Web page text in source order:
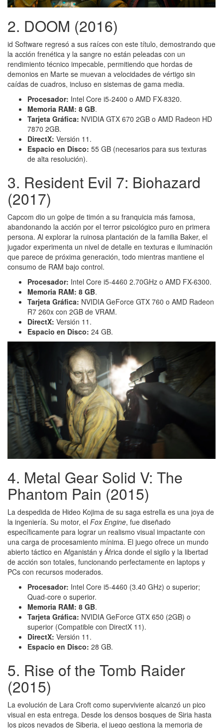
2. DOOM (2016)
id Software regresó a sus raíces con este título, demostrando que
la acción frenética y la sangre no están peleadas con un
rendimiento técnico impecable, permitiendo que hordas de
demonios en Marte se muevan a velocidades de vértigo sin
caídas de cuadros, incluso en sistemas de gama media.
Procesador: Intel Core i5-2400 o AMD FX-8320.
Memoria RAM: 8 GB.
Tarjeta Gráfica: NVIDIA GTX 670 2GB o AMD Radeon HD
7870 2GB.
DirectX: Versión 11.
Espacio en Disco: 55 GB (necesarios para sus texturas
de alta resolución).
3. Resident Evil 7: Biohazard
(2017)
Capcom dio un golpe de timón a su franquicia más famosa,
abandonando la acción por el terror psicológico puro en primera
persona. Al explorar la ruinosa plantación de la familia Baker, el
jugador experimenta un nivel de detalle en texturas e iluminación
que parece de próxima generación, todo mientras mantiene el
consumo de RAM bajo control.
Procesador: Intel Core i5-4460 2.70GHz o AMD FX-6300.
Memoria RAM: 8 GB.
Tarjeta Gráfica: NVIDIA GeForce GTX 760 o AMD Radeon
R7 260x con 2GB de VRAM.
DirectX: Versión 11.
Espacio en Disco: 24 GB.
4. Metal Gear Solid V: The
Phantom Pain (2015)
La despedida de Hideo Kojima de su saga estrella es una joya de
la ingeniería. Su motor, el Fox Engine, fue diseñado
específicamente para lograr un realismo visual impactante con
una carga de procesamiento mínima. El juego ofrece un mundo
abierto táctico en Afganistán y África donde el sigilo y la libertad
de acción son totales, funcionando perfectamente en laptops y
PCs con recursos moderados.
Procesador: Intel Core i5-4460 (3.40 GHz) o superior;
Quad-core o superior.
Memoria RAM: 8 GB.
Tarjeta Gráfica: NVIDIA GeForce GTX 650 (2GB) o
superior (Compatible con DirectX 11).
DirectX: Versión 11.
Espacio en Disco: 28 GB.
5. Rise of the Tomb Raider
(2015)
La evolución de Lara Croft como superviviente alcanzó un pico
visual en esta entrega. Desde los densos bosques de Siria hasta
los picos nevados de Siberia, el juego gestiona la memoria de